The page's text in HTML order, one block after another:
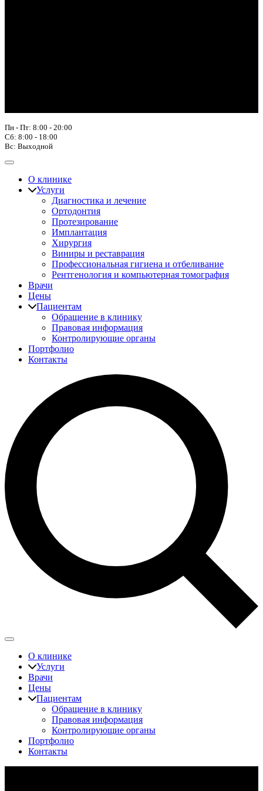
Пн - Пт: 8:00 - 20:00
Сб: 8:00 - 18:00
Вс: Выходной
О клинике
Услуги
Диагностика и лечение
Ортодонтия
Протезирование
Имплантация
Хирургия
Виниры и реставрация
Профессиональная гигиена и отбеливание
Рентгенология и компьютерная томография
Врачи
Цены
Пациентам
Обращение в клинику
Правовая информация
Контролирующие органы
Портфолио
Контакты
О клинике
Услуги
Врачи
Цены
Пациентам
Обращение в клинику
Правовая информация
Контролирующие органы
Портфолио
Контакты